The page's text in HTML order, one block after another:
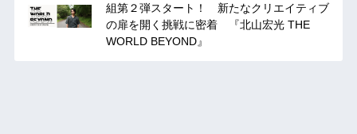
組第２弾スタート！ 新たなクリエイティブ
の扉を開く挑戦に密着 『北山宏光 THE
WORLD BEYOND』